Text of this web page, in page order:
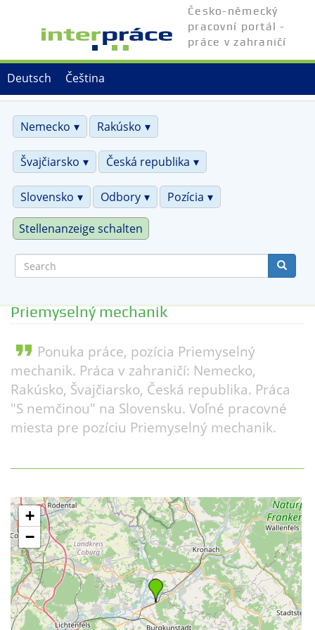
Čeština
Deutsch
Česko-německý
pracovní portál -
práce v zahraničí
Nemecko Rakúsko
Švajčiarsko Česká republika
Slovensko Odbory Pozícia
Stellenanzeige schalten
Priemyselný mechanik
format_quote Ponuka práce, pozícia Priemyselný
mechanik. Práca v zahraničí: Nemecko,
Rakúsko, Švajčiarsko, Česká republika. Práca
"S nemčinou" na Slovensku. Voľné pracovné
miesta pre pozíciu Priemyselný mechanik.
+
−